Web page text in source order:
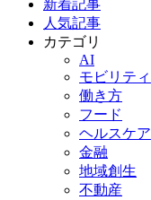
新着記事
人気記事
カテゴリ
AI
モビリティ
働き方
フード
ヘルスケア
金融
地域創生
不動産